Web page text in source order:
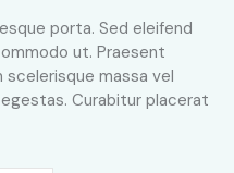
porta. Sed eleifend
ut. Praesent
scelerisque massa vel
Curabitur placerat